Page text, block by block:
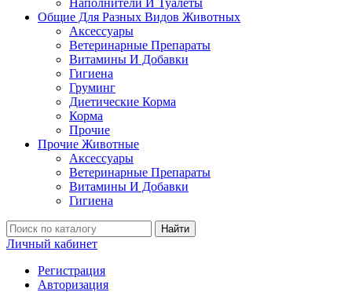
Наполнители И Туалеты
Общие Для Разных Видов Животных
Аксессуары
Ветеринарные Препараты
Витамины И Добавки
Гигиена
Груминг
Диетические Корма
Корма
Прочие
Прочие Животные
Аксессуары
Ветеринарные Препараты
Витамины И Добавки
Гигиена
Найти
Личный кабинет
Регистрация
Авторизация